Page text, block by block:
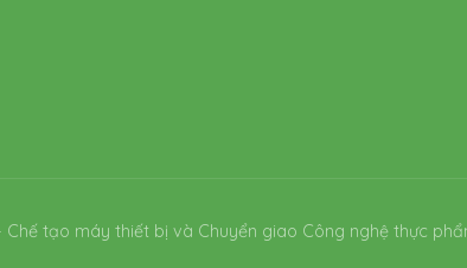
tạo máy thiết bị và Chuyển giao Công nghệ thực